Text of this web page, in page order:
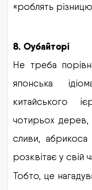
«роблять
8. Оубайторі
Не треба
японська
китайського
чотирьох дерев,
сливи, абрикоса
розквітає у свій
Тобто, це